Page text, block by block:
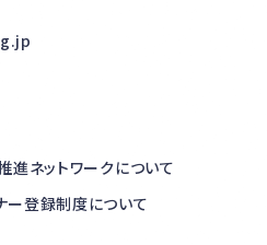
進ネットワークについて
ー登録制度について